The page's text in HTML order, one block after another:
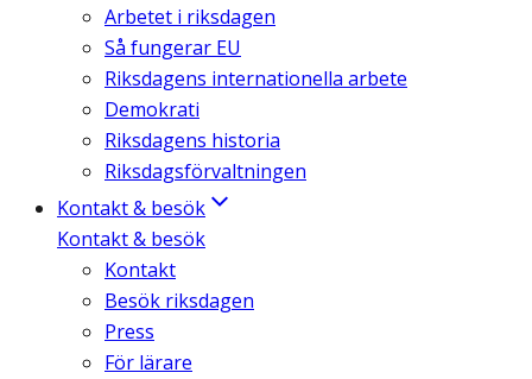
Arbetet i riksdagen
Så fungerar EU
Riksdagens internationella arbete
Demokrati
Riksdagens historia
Riksdagsförvaltningen
Kontakt & besök
Kontakt & besök
Kontakt
Besök riksdagen
Press
För lärare